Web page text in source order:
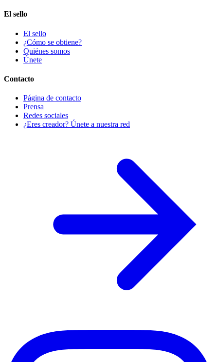
El sello
El sello
¿Cómo se obtiene?
Quiénes somos
Únete
Contacto
Página de contacto
Prensa
Redes sociales
¿Eres creador? Únete a nuestra red